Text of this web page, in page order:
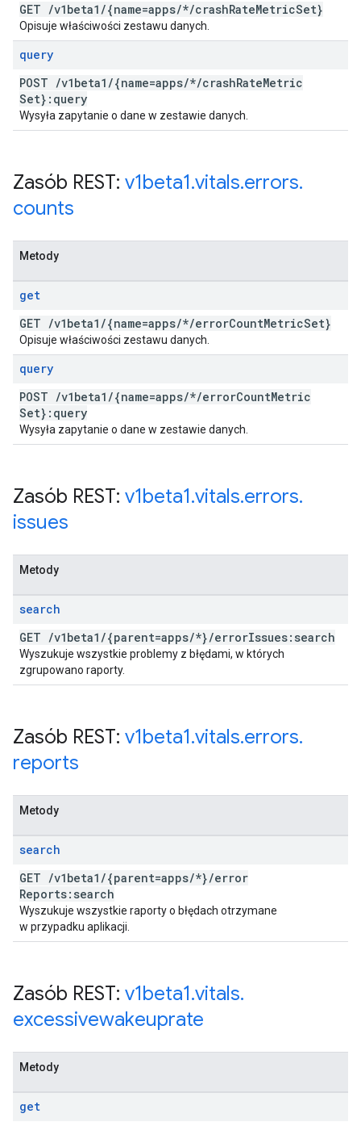
GET /v1beta1 /{name=apps/*/crashRateMetricSet}
Opisuje właściwości zestawu danych.
query
POST /v1beta1 /{name=apps/*/crashRateMetric
Set}:query
Wysyła zapytanie o dane w zestawie danych.
Zasób REST: v1beta1.vitals.errors.
counts
Metody
get
GET /v1beta1 /{name=apps/*/errorCountMetricSet}
Opisuje właściwości zestawu danych.
query
POST /v1beta1 /{name=apps/*/errorCountMetric
Set}:query
Wysyła zapytanie o dane w zestawie danych.
Zasób REST: v1beta1.vitals.errors.
issues
Metody
search
GET /v1beta1 /{parent=apps/*}/errorIssues:search
Wyszukuje wszystkie problemy z błędami, w których
zgrupowano raporty.
Zasób REST: v1beta1.vitals.errors.
reports
Metody
search
GET /v1beta1 /{parent=apps/*}/error
Reports:search
Wyszukuje wszystkie raporty o błędach otrzymane
w przypadku aplikacji.
Zasób REST: v1beta1.vitals.
excessivewakeuprate
Metody
get